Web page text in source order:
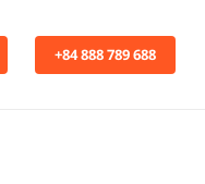
+84 888 789 688